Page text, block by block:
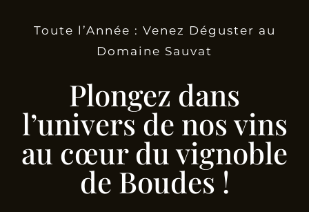
Toute l’Année : Venez Déguster au
Domaine Sauvat
Plongez dans
l’univers de nos vins
au cœur du vignoble
de Boudes !